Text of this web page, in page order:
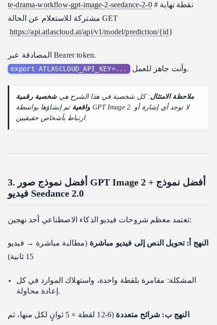
te-drama-workflow-gpt-image-2-seedance-2-0# نقطة نهاية
مشتركة للاستعلام عن الحالة GET
https://api.atlascloud.ai/api/v1/model/prediction/{id}
المصادقة عبر Bearer token.
export ATLASCLOUD_API_KEY=... وأنت جاهز للعمل.
ملاحظة الامتثال: كل شخصية في هذا الشرح هيشخصية رقمية
واقعية تم إنشاؤها بواسطة GPT Image 2. لا توجد أي إشارة أو
ارتباط بأشخاص حقيقيين.
3. أفضل نموذج صور GPT Image 2 + أفضل نموذج
فيديو Seedance 2.0
تعتمد معظم شروحات فيديو الذكاء الاصطناعي أحد نهجين:
النهج أ: تحويل النص إلى فيديو مباشرة (مطالبة مباشرة → فيديو
15 ثانية)
المشكلة: مقامرة بلقطة واحدة، واستهلاك الموارد في كل
إعادة محاولة.
النهج ب: شرائح متعددة
(6-12 لقطة × 5 ثوانٍ لكل منها، ثم